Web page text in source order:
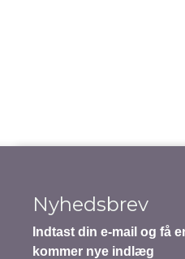
Nyhedsbrev
Indtast din e-mail og få
kommer nye indlæg